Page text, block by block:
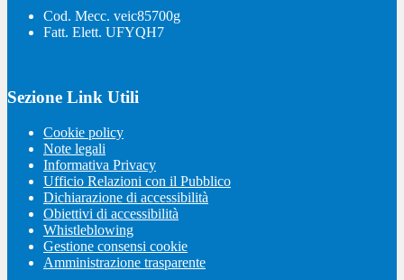
Cod. Mecc. veic85700g
Fatt. Elett. UFYQH7
Sezione Link Utili
Cookie policy
Note legali
Informativa Privacy
Ufficio Relazioni con il Pubblico
Dichiarazione di accessibilità
Obiettivi di accessibilità
Whistleblowing
Gestione consensi cookie
Amministrazione trasparente